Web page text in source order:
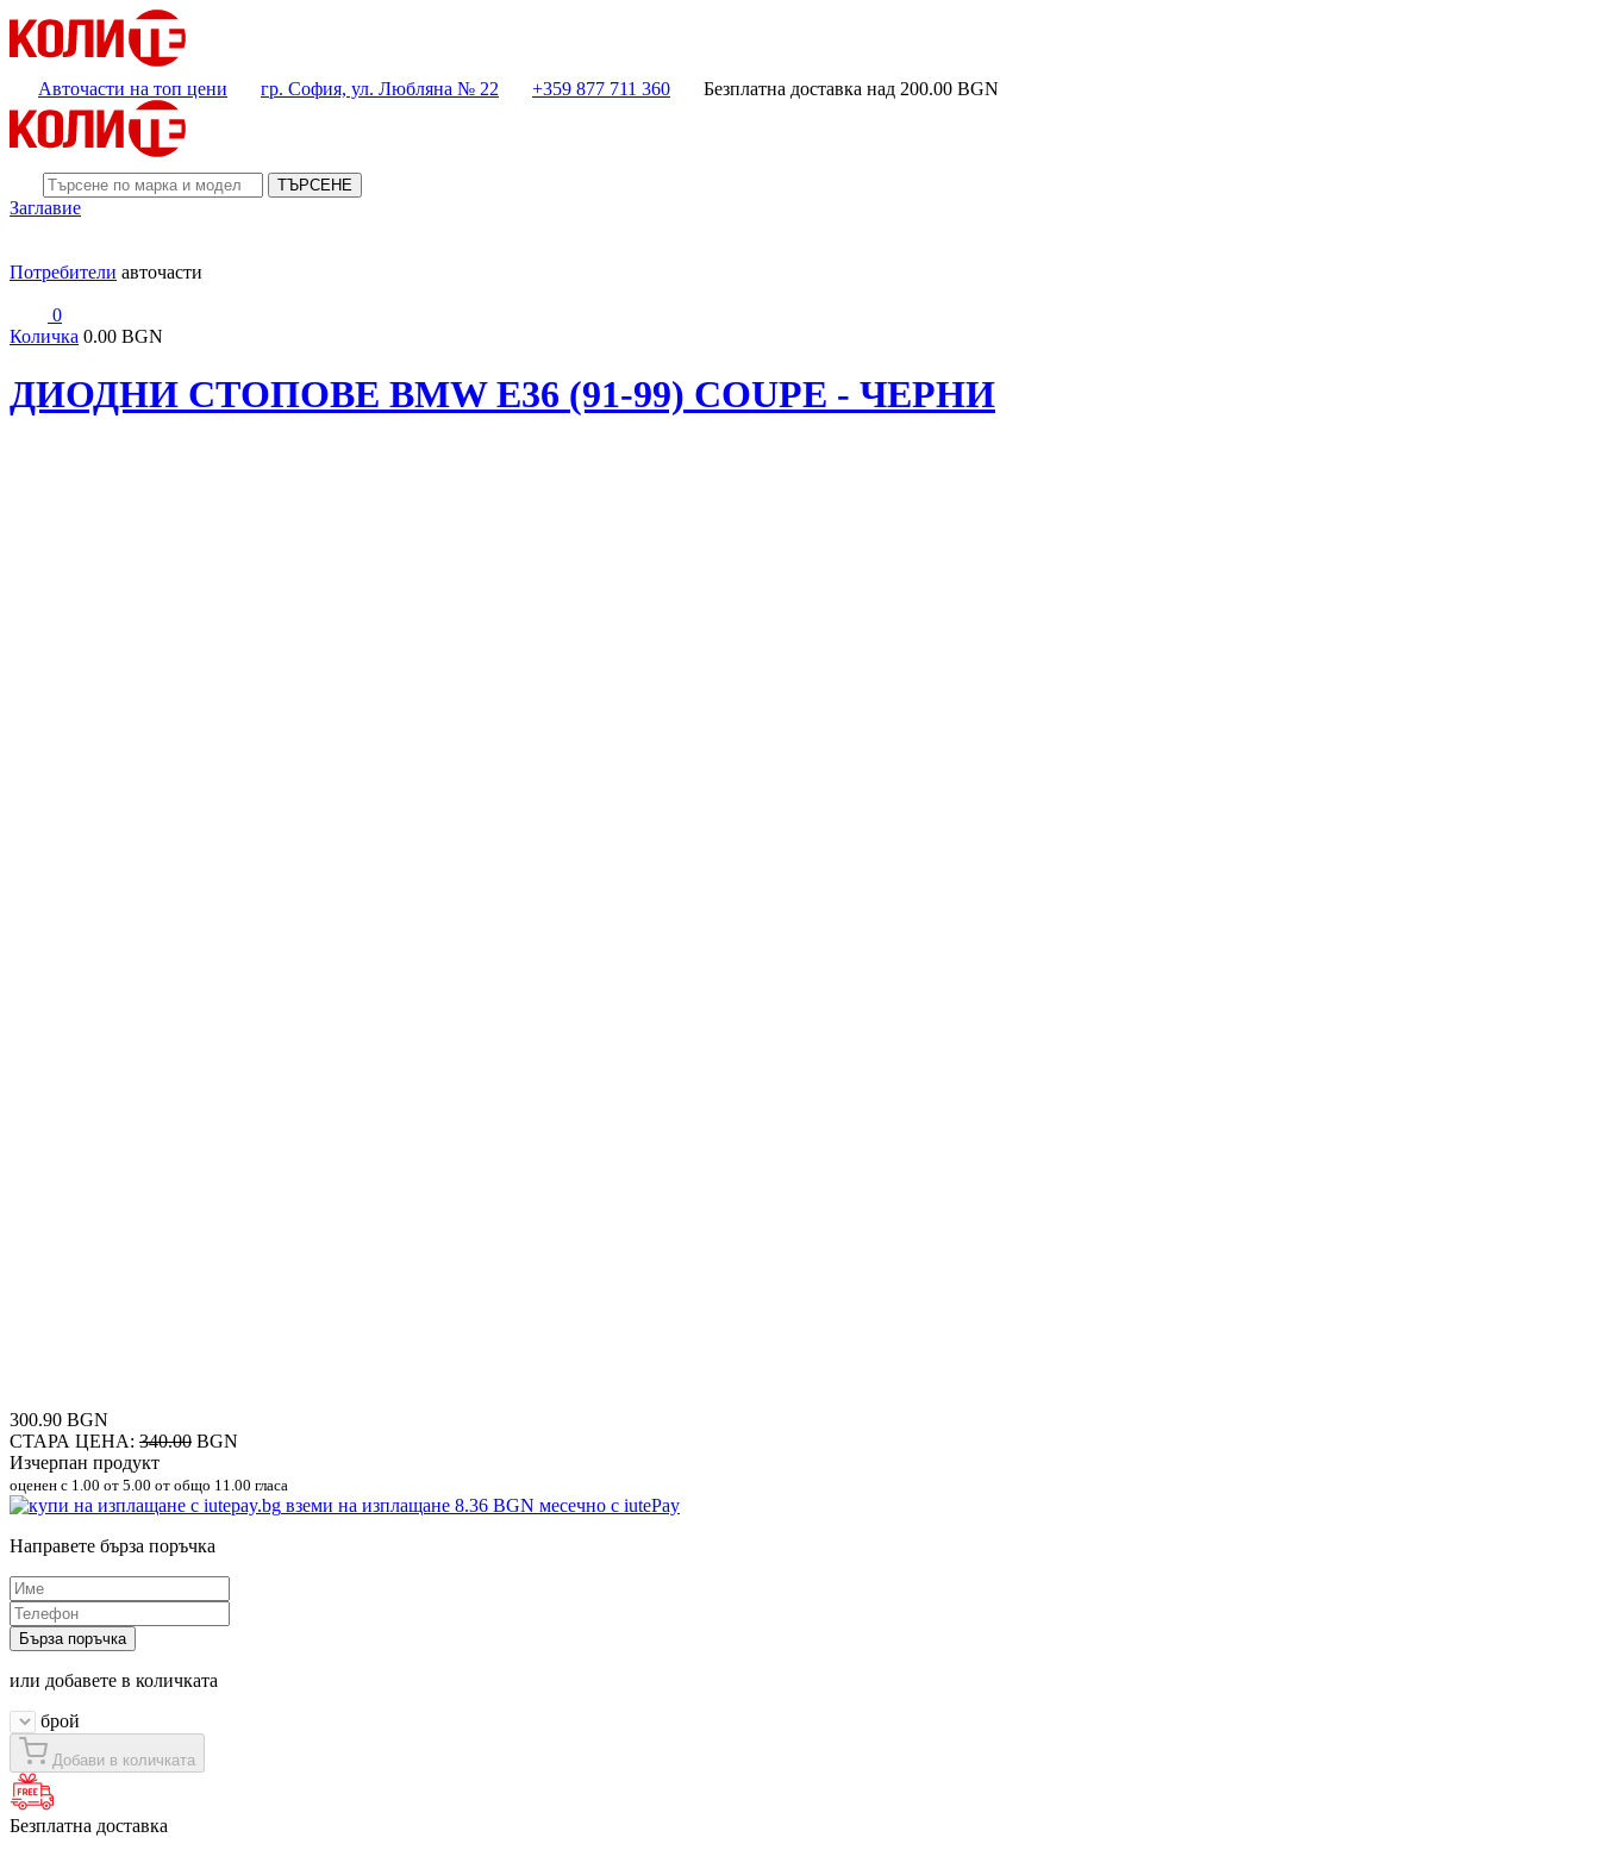
Авточасти на топ цени гр. София, ул. Любляна № 22 +359 877 711 360 Безплатна доставка над 200.00 BGN
ТЪРСЕНЕ
Заглавие
Потребители авточасти
0
Количка 0.00 BGN
ДИОДНИ СТОПОВЕ BMW E36 (91-99) COUPE - ЧЕРНИ
300.90 BGN
СТАРА ЦЕНА: 340.00 BGN
Изчерпан продукт
оценен с 1.00 от 5.00 от общо 11.00 гласа
вземи на изплащане 8.36 BGN месечно с iutePay
Направете бърза поръчка
Бърза поръчка
или добавете в количката
брой
Добави в количката
Безплатна доставка